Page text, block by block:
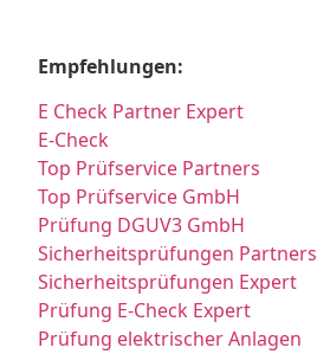
Empfehlungen:
E Check Partner Expert
E-Check
Top Prüfservice Partners
Top Prüfservice GmbH
Prüfung DGUV3 GmbH
Sicherheitsprüfungen Partners
Sicherheitsprüfungen Expert
Prüfung E-Check Expert
Prüfung elektrischer Anlagen